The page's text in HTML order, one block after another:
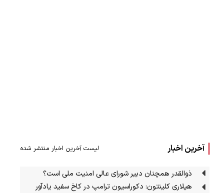
آخرین اخبار لیست آخرین اخبار منتشر شده
ذوالقدر همچنان دبیر شورای ‌عالی امنیت ملی است؟
هیلاری کلینتون: دکوراسیون ترامپ در کاخ سفید یادآور